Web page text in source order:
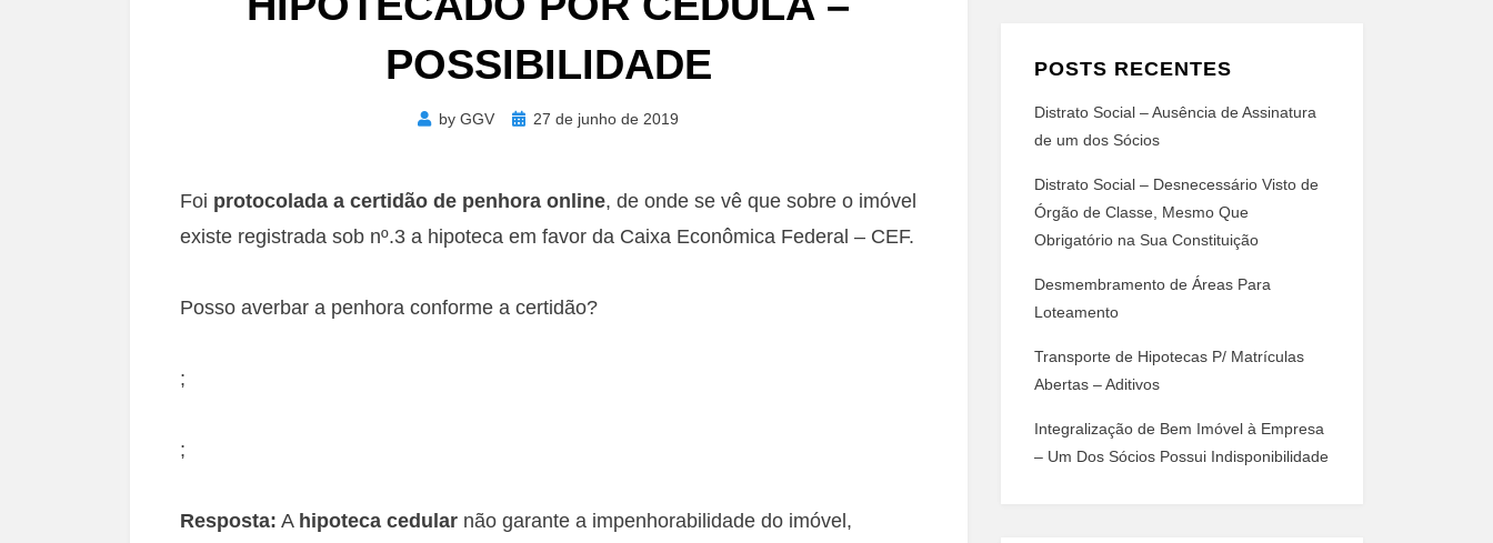
POSSIBILIDADE
byGGV
Posted27 de junho de 2019
Foi protocolada a certidão de penhora online, de onde se vê que sobre o imóvel
existe registrada sob nº.3 a hipoteca em favor da Caixa Econômica Federal – CEF.
Posso averbar a penhora conforme a certidão?
;
;
Resposta: A hipoteca cedular não garante a impenhorabilidade do imóvel,
POSTS RECENTES
Distrato Social – Ausência de Assinatura
de um dos Sócios
Distrato Social – Desnecessário Visto de
Órgão de Classe, Mesmo Que
Obrigatório na Sua Constituição
Desmembramento de Áreas Para
Loteamento
Transporte de Hipotecas P/ Matrículas
Abertas – Aditivos
Integralização de Bem Imóvel à Empresa
– Um Dos Sócios Possui Indisponibilidade